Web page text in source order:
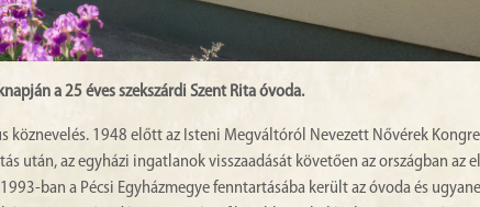
a 25 éves szekszárdi Szent Rita óvoda.
köznevelés. 1948 előtt az Isteni Megváltóról Nevezett Nővérek
után, az egyházi ingatlanok visszaadását követően az országban az
ban a Pécsi Egyházmegye fenntartásába került az óvoda és